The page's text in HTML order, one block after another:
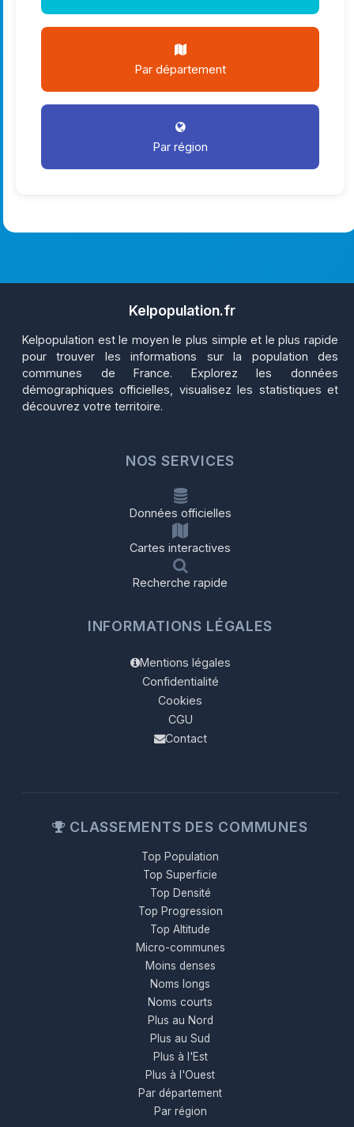
Par département
Par région
Kelpopulation.fr
Kelpopulation est le moyen le plus simple et le plus rapide
pour trouver les informations sur la population des
communes de France. Explorez les données
démographiques officielles, visualisez les statistiques et
découvrez votre territoire.
NOS SERVICES
Données officielles
Cartes interactives
Recherche rapide
INFORMATIONS LÉGALES
Mentions légales
Confidentialité
Cookies
CGU
Contact
CLASSEMENTS DES COMMUNES
Top Population
Top Superficie
Top Densité
Top Progression
Top Altitude
Micro-communes
Moins denses
Noms longs
Noms courts
Plus au Nord
Plus au Sud
Plus à l'Est
Plus à l'Ouest
Par département
Par région